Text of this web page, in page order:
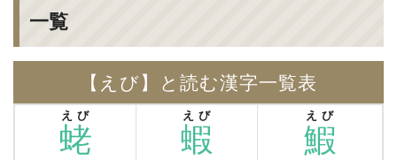
一覧
【えび】と読む漢字一覧表
蛯
えび
蝦
えび
鰕
えび